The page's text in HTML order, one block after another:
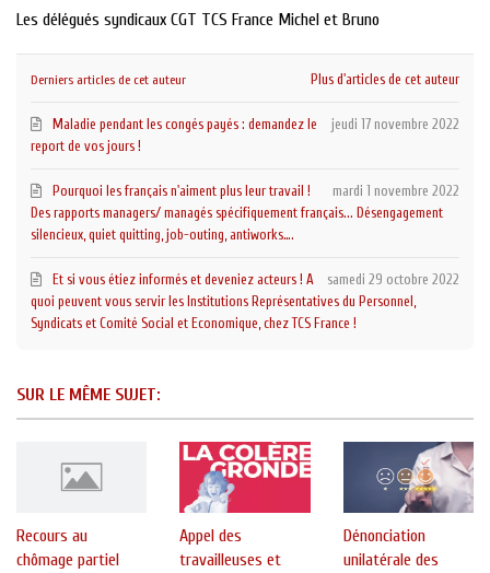
TCS
Les délégués syndicaux CGT TCS France Michel et Bruno
Derniers articles de cet auteur Plus d'articles de cet auteur
jeudi 17 novembre 2022
Maladie pendant les congés payés : demandez le
report de vos jours !
mardi 1 novembre 2022
Pourquoi les français n'aiment plus leur travail !
Des rapports managers/ managés spécifiquement français... Désengagement
silencieux, quiet quitting, job-outing, antiworks….
samedi 29 octobre 2022
Et si vous étiez informés et deveniez acteurs ! A
quoi peuvent vous servir les Institutions Représentatives du Personnel,
Syndicats et Comité Social et Economique, chez TCS France !
SUR LE MÊME SUJET:
Recours au
chômage partiel
Appel des
travailleuses et
Dénonciation
unilatérale des